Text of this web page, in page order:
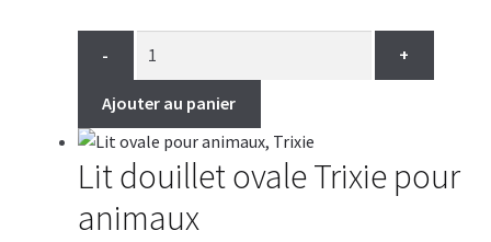
- +
Ajouter au panier
Lit douillet ovale Trixie pour
animaux